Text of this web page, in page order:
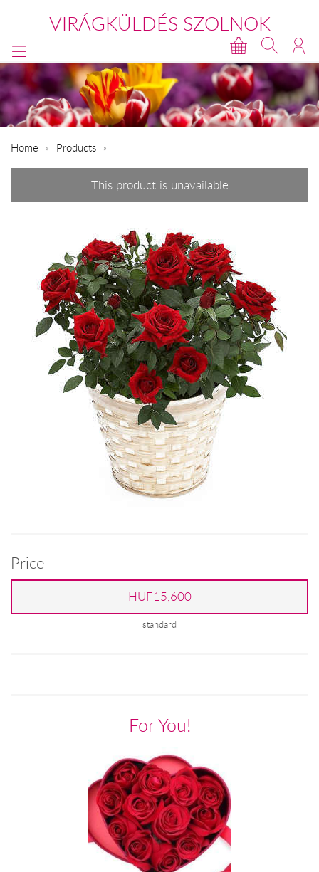
VIRÁGKÜLDÉS SZOLNOK
Home Products
This product is unavailable
Price
HUF15,600
standard
For You!